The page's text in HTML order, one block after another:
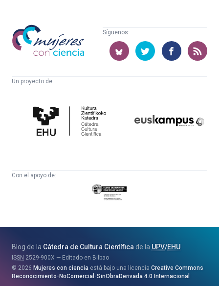
Mujeres
con
ciencia
Síguenos:
Un proyecto de:
Cultura
Científica
Con el apoyo de:
Eusko
Jaurlaritza
eta
Berrikuntza
Saila
Blog de la Cátedra de Cultura Científica de la UPV/EHU
ISSN 2529-900X
Editado en Bilbao
2026 Mujeres con ciencia está bajo una licencia Creative Commons
Reconocimiento-NoComercial-SinObraDerivada 4.0 Internacional